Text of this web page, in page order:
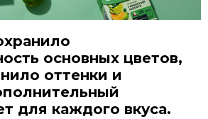
основных цветов,
оттенки и
для каждого вкуса.